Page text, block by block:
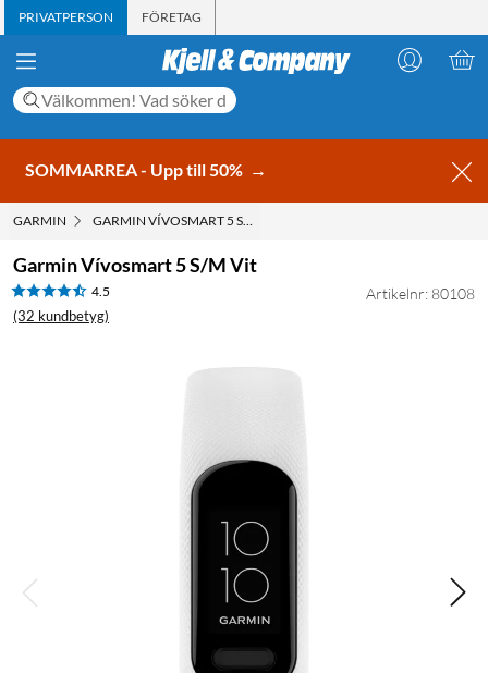
PRIVATPERSON FÖRETAG
SOMMARREA - Upp till 50% →
GARMIN GARMIN VÍVOSMART 5 S/M VIT
Garmin Vívosmart 5 S/M Vit
4.5
(32 kundbetyg)
Artikelnr: 80108